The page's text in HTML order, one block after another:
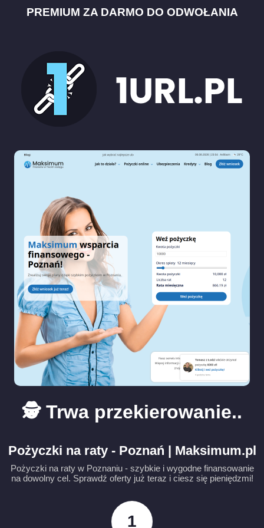
PREMIUM ZA DARMO DO ODWOŁANIA
🕵️ Trwa przekierowanie..
Pożyczki na raty - Poznań | Maksimum.pl
Pożyczki na raty w Poznaniu - szybkie i wygodne finansowanie
na dowolny cel. Sprawdź oferty już teraz i ciesz się pieniędzmi!
1